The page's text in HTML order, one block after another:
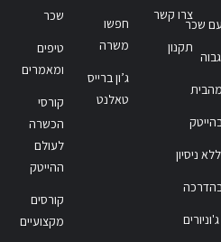
שכר
גבוה
ללא ניסיון
צרו קשר
תקנון
חפשו
משרה
ג’ון ברייס
טאלנט
שכר
טיפים
ומאמרים
קורסי
הכשרה
לעולם
ההייטק
קורסים
מקצועיים